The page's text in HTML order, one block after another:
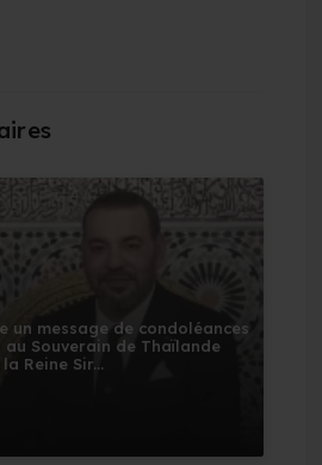
un message de condoléances
Souverain de Thaïlande
Reine Sir...